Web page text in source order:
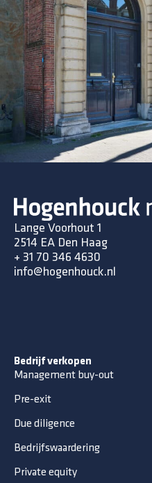
Lange Voorhout 1
2514 EA Den Haag
+ 31 70 346 4630
info@hogenhouck.nl
Bedrijf verkopen
Management buy-out
Pre-exit
Due diligence
Bedrijfswaardering
Private equity